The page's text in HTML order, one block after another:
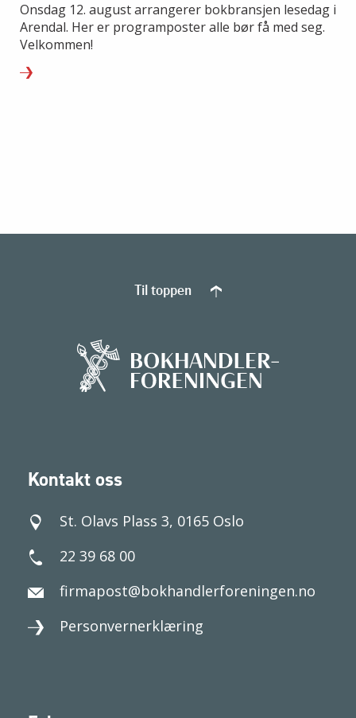
Onsdag 12. august arrangerer bokbransjen lesedag i
Arendal. Her er programposter alle bør få med seg.
Velkommen!
Kontakt oss
St. Olavs Plass 3, 0165 Oslo
22 39 68 00
firmapost@bokhandlerforeningen.no
Personvernerklæring
Til toppen